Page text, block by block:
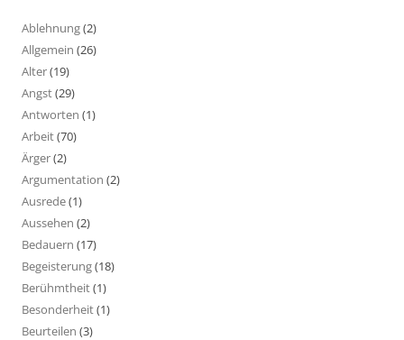
Ablehnung(2)
Allgemein (26)
Alter(19)
Angst(29)
Antworten (1)
Arbeit(70)
Ärger(2)
Argumentation (2)
Ausrede(1)
Aussehen (2)
Bedauern (17)
Begeisterung(18)
Berühmtheit(1)
Besonderheit(1)
Beurteilen (3)